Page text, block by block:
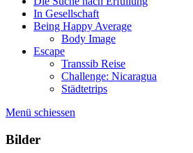
In Gesellschaft
Being Happy Average
Body Image
Escape
Transsib Reise
Challenge: Nicaragua
Städtetrips
Menü schiessen
Bilder